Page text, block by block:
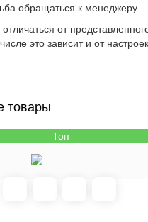
обращаться к менеджеру.
от
это зависит и от
товары
Топ